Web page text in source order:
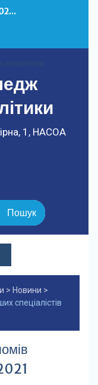
1, НАСОА
> Новини >
спеціалістів